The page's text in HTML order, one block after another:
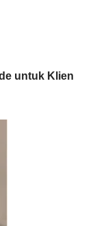
untuk Klien